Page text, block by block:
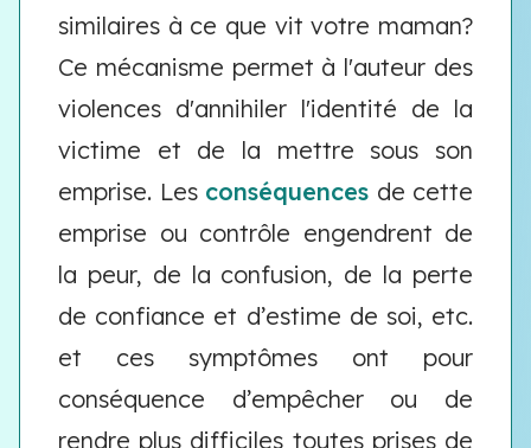
similaires à ce que vit votre maman?
Ce mécanisme permet à l'auteur des
violences d'annihiler l'identité de la
victime et de la mettre sous son
emprise. Les conséquences de cette
emprise ou contrôle engendrent de
la peur, de la confusion, de la perte
de confiance et d’estime de soi, etc.
et ces symptômes ont pour
conséquence d’empêcher ou de
rendre plus difficiles toutes prises de